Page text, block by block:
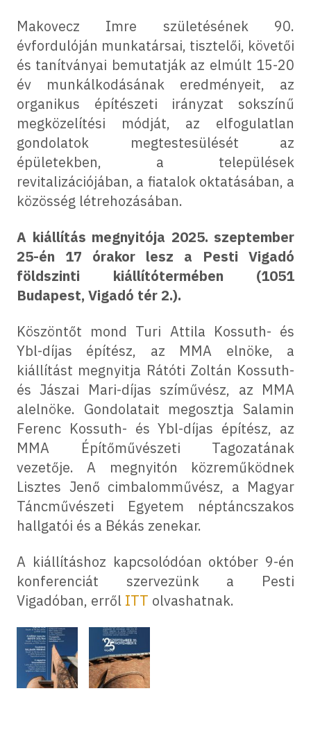
Makovecz Imre születésének 90.
évfordulóján munkatársai, tisztelői, követői
és tanítványai bemutatják az elmúlt 15-20
év munkálkodásának eredményeit, az
organikus építészeti irányzat sokszínű
megközelítési módját, az elfogulatlan
gondolatok megtestesülését az
épületekben, a települések
revitalizációjában, a fiatalok oktatásában, a
közösség létrehozásában.
A kiállítás megnyitója 2025. szeptember
25-én 17 órakor lesz a Pesti Vigadó
földszinti kiállítótermében (1051
Budapest, Vigadó tér 2.).
Köszöntőt mond Turi Attila Kossuth- és
Ybl-díjas építész, az MMA elnöke, a
kiállítást megnyitja Rátóti Zoltán Kossuth-
és Jászai Mari-díjas szíművész, az MMA
alelnöke. Gondolatait megosztja Salamin
Ferenc Kossuth- és Ybl-díjas építész, az
MMA Építőművészeti Tagozatának
vezetője. A megnyitón közreműködnek
Lisztes Jenő cimbalomművész, a Magyar
Táncművészeti Egyetem néptáncszakos
hallgatói és a Békás zenekar.
A kiállításhoz kapcsolódóan október 9-én
konferenciát szervezünk a Pesti
Vigadóban, erről ITT olvashatnak.